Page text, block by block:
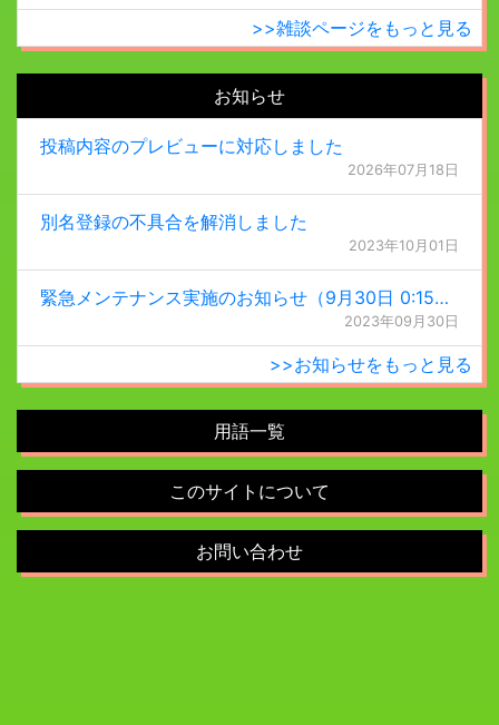
>>雑談ページをもっと見る
お知らせ
投稿内容のプレビューに対応しました
2026年07月18日
別名登録の不具合を解消しました
2023年10月01日
緊急メンテナンス実施のお知らせ（9月30日 0:15更新）
2023年09月30日
>>お知らせをもっと見る
用語一覧
このサイトについて
お問い合わせ